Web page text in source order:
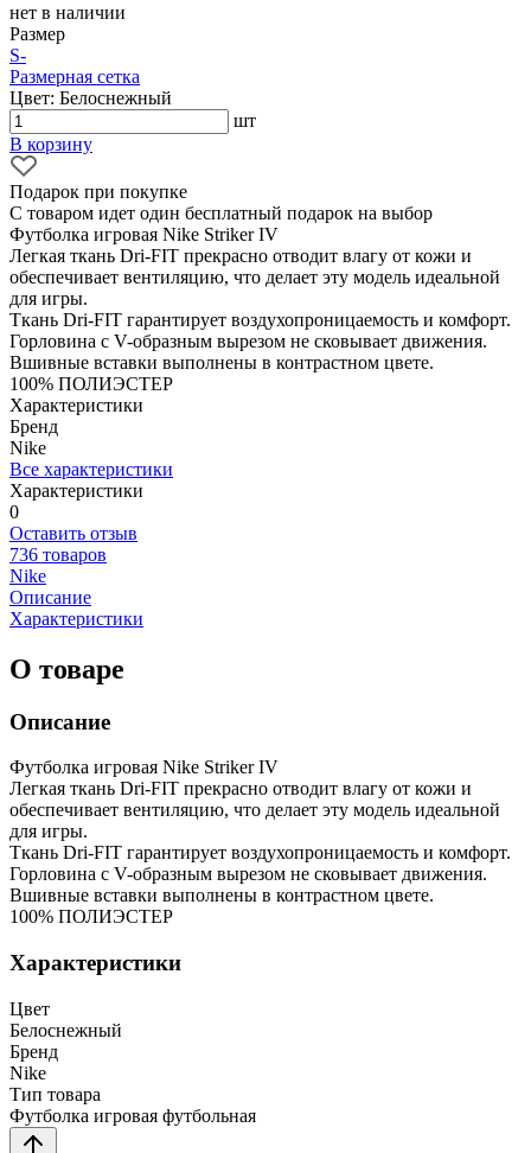
нет в наличии
Размер
S-
Размерная сетка
Цвет: Белоснежный
шт
В корзину
Подарок при покупке
С товаром идет один бесплатный подарок на выбор
Футболка игровая Nike Striker IV
Легкая ткань Dri-FIT прекрасно отводит влагу от кожи и
обеспечивает вентиляцию, что делает эту модель идеальной
для игры.
Ткань Dri-FIT гарантирует воздухопроницаемость и комфорт.
Горловина с V-образным вырезом не сковывает движения.
Вшивные вставки выполнены в контрастном цвете.
100% ПОЛИЭСТЕР
Характеристики
Бренд
Nike
Все характеристики
Характеристики
0
Оставить отзыв
736 товаров
Nike
Описание
Характеристики
О товаре
Описание
Футболка игровая Nike Striker IV
Легкая ткань Dri-FIT прекрасно отводит влагу от кожи и
обеспечивает вентиляцию, что делает эту модель идеальной
для игры.
Ткань Dri-FIT гарантирует воздухопроницаемость и комфорт.
Горловина с V-образным вырезом не сковывает движения.
Вшивные вставки выполнены в контрастном цвете.
100% ПОЛИЭСТЕР
Характеристики
Цвет
Белоснежный
Бренд
Nike
Тип товара
Футболка игровая футбольная